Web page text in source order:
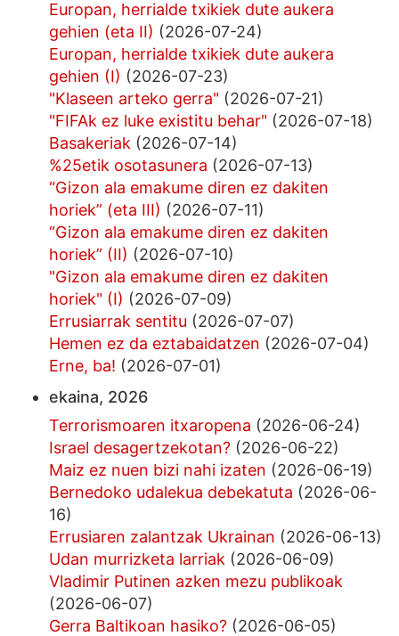
Europan, herrialde txikiek dute aukera
gehien (eta II) (2026-07-24)
Europan, herrialde txikiek dute aukera
gehien (I) (2026-07-23)
"Klaseen arteko gerra" (2026-07-21)
"FIFAk ez luke existitu behar" (2026-07-18)
Basakeriak (2026-07-14)
%25etik osotasunera (2026-07-13)
“Gizon ala emakume diren ez dakiten
horiek” (eta III) (2026-07-11)
“Gizon ala emakume diren ez dakiten
horiek” (II) (2026-07-10)
"Gizon ala emakume diren ez dakiten
horiek" (I) (2026-07-09)
Errusiarrak sentitu (2026-07-07)
Hemen ez da eztabaidatzen (2026-07-04)
Erne, ba! (2026-07-01)
ekaina, 2026
Terrorismoaren itxaropena (2026-06-24)
Israel desagertzekotan? (2026-06-22)
Maiz ez nuen bizi nahi izaten (2026-06-19)
Bernedoko udalekua debekatuta (2026-06-
16)
Errusiaren zalantzak Ukrainan (2026-06-13)
Udan murrizketa larriak (2026-06-09)
Vladimir Putinen azken mezu publikoak
(2026-06-07)
Gerra Baltikoan hasiko? (2026-06-05)